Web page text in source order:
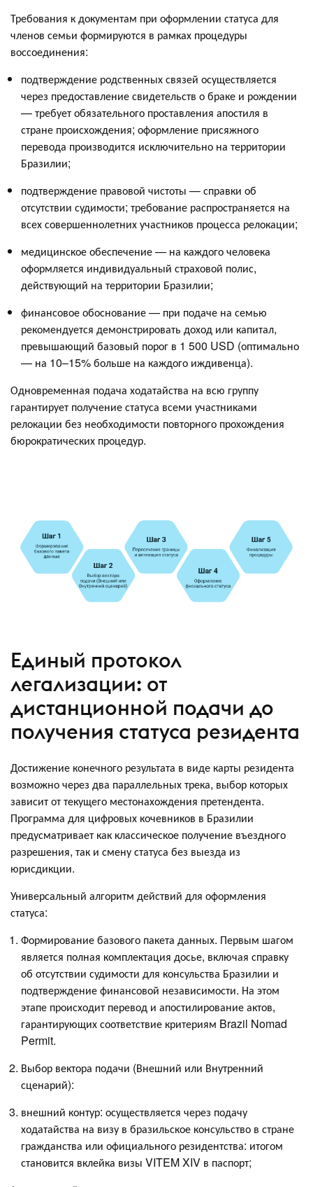
Требования к документам при оформлении статуса для
членов семьи формируются в рамках процедуры
воссоединения:
подтверждение родственных связей осуществляется
через предоставление свидетельств о браке и рождении
— требует обязательного проставления апостиля в
стране происхождения; оформление присяжного
перевода производится исключительно на территории
Бразилии;
подтверждение правовой чистоты — справки об
отсутствии судимости; требование распространяется на
всех совершеннолетних участников процесса релокации;
медицинское обеспечение — на каждого человека
оформляется индивидуальный страховой полис,
действующий на территории Бразилии;
финансовое обоснование — при подаче на семью
рекомендуется демонстрировать доход или капитал,
превышающий базовый порог в 1 500 USD (оптимально
— на 10–15% больше на каждого иждивенца).
Одновременная подача ходатайства на всю группу
гарантирует получение статуса всеми участниками
релокации без необходимости повторного прохождения
бюрократических процедур.
Единый протокол
легализации: от
дистанционной подачи до
получения статуса резидента
Достижение конечного результата в виде карты резидента
возможно через два параллельных трека, выбор которых
зависит от текущего местонахождения претендента.
Программа для цифровых кочевников в Бразилии
предусматривает как классическое получение въездного
разрешения, так и смену статуса без выезда из
юрисдикции.
Универсальный алгоритм действий для оформления
статуса:
Формирование базового пакета данных. Первым шагом
является полная комплектация досье, включая справку
об отсутствии судимости для консульства Бразилии и
подтверждение финансовой независимости. На этом
этапе происходит перевод и апостилирование актов,
гарантирующих соответствие критериям Brazil Nomad
Permit.
Выбор вектора подачи (Внешний или Внутренний
сценарий):
внешний контур: осуществляется через подачу
ходатайства на визу в бразильское консульство в стране
гражданства или официального резидентства: итогом
становится вклейка визы VITEM XIV в паспорт;